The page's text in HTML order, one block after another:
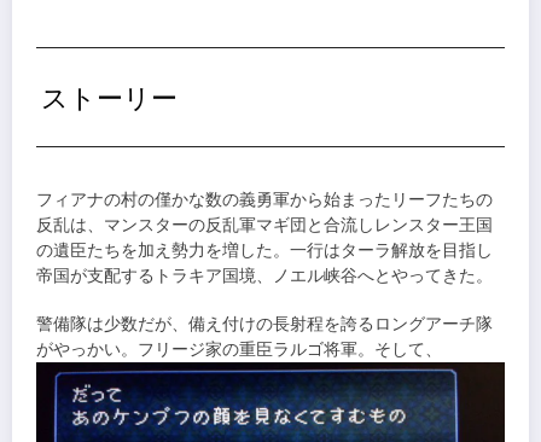
ストーリー
フィアナの村の僅かな数の義勇軍から始まったリーフたちの
反乱は、マンスターの反乱軍マギ団と合流しレンスター王国
の遺臣たちを加え勢力を増した。一行はターラ解放を目指し
帝国が支配するトラキア国境、ノエル峡谷へとやってきた。
警備隊は少数だが、備え付けの長射程を誇るロングアーチ隊
がやっかい。フリージ家の重臣ラルゴ将軍。そして、